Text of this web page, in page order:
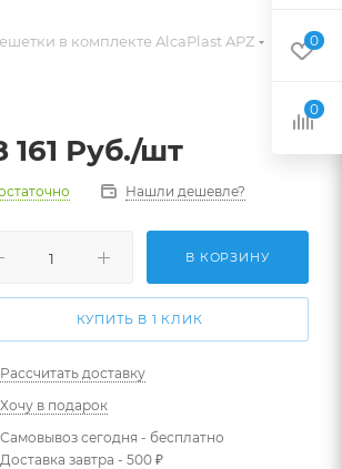
в комплекте AlcaPlast APZ
161 Руб./шт
Нашли дешевле?
В КОРЗИНУ
КУПИТЬ В 1 КЛИК
Рассчитать доставку
Хочу в подарок
Самовывоз сегодня - бесплатно
Доставка завтра - 500 ₽
0
0